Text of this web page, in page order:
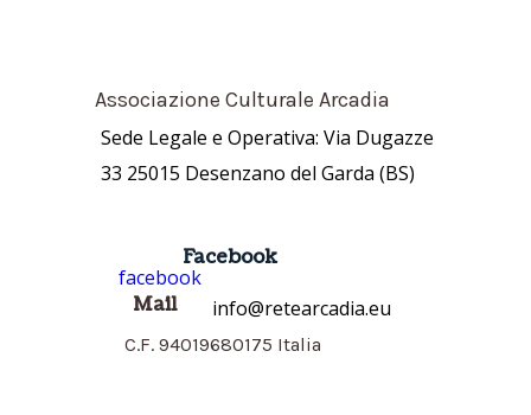
Associazione Culturale Arcadia
Sede Legale e Operativa: Via Dugazze
33 25015 Desenzano del Garda (BS)
info@retearcadia.eu
C.F. 94019680175 Italia
Facebook
facebook
Mail